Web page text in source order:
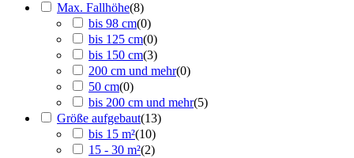
Max. Fallhöhe(8)
bis 98 cm(0)
bis 125 cm(0)
bis 150 cm(3)
200 cm und mehr(0)
50 cm(0)
bis 200 cm und mehr(5)
Größe aufgebaut(13)
bis 15 m²(10)
15 - 30 m²(2)